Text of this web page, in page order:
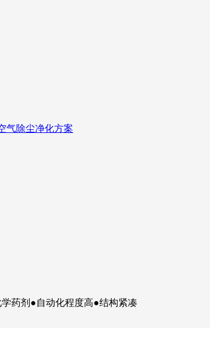
气除尘净化方案
药剂●自动化程度高●结构紧凑